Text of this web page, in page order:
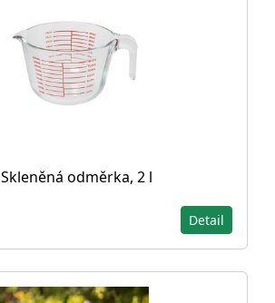
Skleněná odměrka, 2 l
Detail